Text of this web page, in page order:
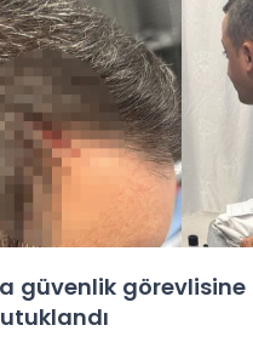
güvenlik görevlisine